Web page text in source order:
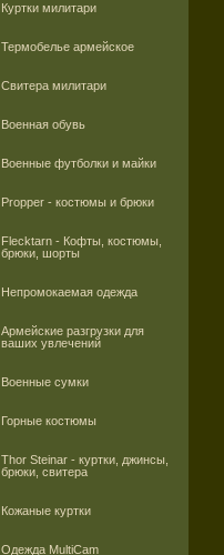
Куртки милитари
Термобелье армейское
Свитера милитари
Военная обувь
Военные футболки и майки
Propper - костюмы и брюки
Flecktarn - Кофты, костюмы,
брюки, шорты
Непромокаемая одежда
Армейские разгрузки для
ваших увлечений
Военные сумки
Горные костюмы
Thor Steinar - куртки, джинсы,
брюки, свитера
Кожаные куртки
Одежда MultiCam